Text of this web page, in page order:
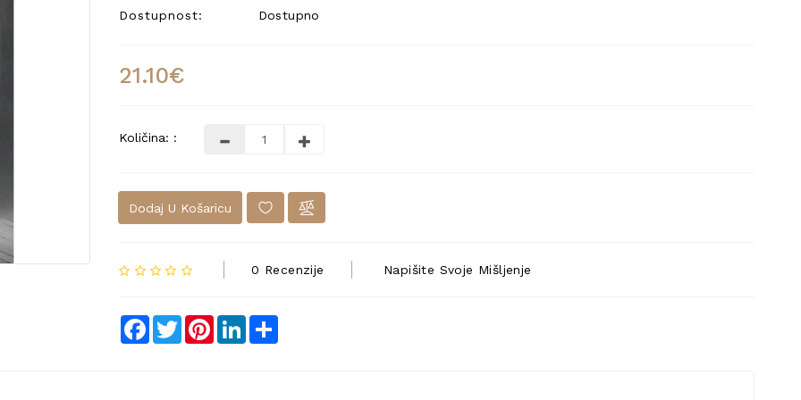
Dostupnost: Dostupno
21.10€
Količina: :
Dodaj U Košaricu
0 Recenzije Napišite Svoje Mišljenje
Facebook
TwitterPinterestLinkedIn